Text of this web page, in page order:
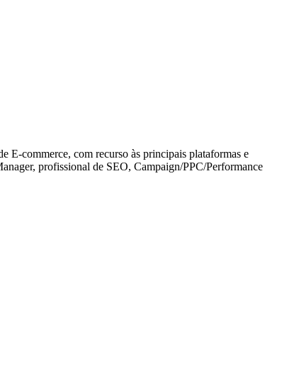
E-commerce, com recurso às principais plataformas e
profissional de SEO, Campaign/PPC/Performance